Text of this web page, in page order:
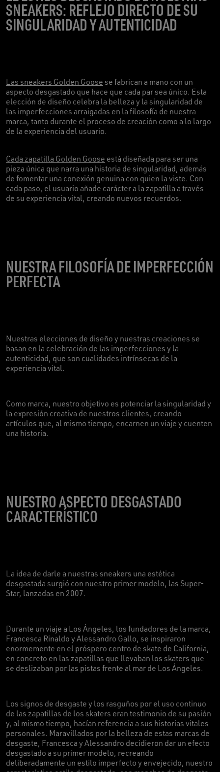
SNEAKERS: REFLEJO DIRECTO DE SU
SINGULARIDAD Y AUTENTICIDAD
Las sneakers Golden Goose se fabrican a mano con un
aspecto desgastado que hace que cada par sea único. Esta
elección de diseño celebra la belleza y la singularidad de
las imperfecciones arraigadas en la filosofía de nuestra
marca, tanto durante el proceso de creación como a lo largo
de la experiencia del usuario.
Cada zapatilla Golden Goose está diseñada para ser una
pieza única que narra una historia de singularidad, además
de fomentar una conexión genuina con quien la viste. Con
cada paso, el usuario añade carácter a la zapatilla a través
de su experiencia vital, creando nuevos recuerdos.
NUESTRA FILOSOFÍA DE IMPERFECCIÓN
PERFECTA
Nuestras elecciones de diseño y nuestras creaciones se
basan en la celebración de las imperfecciones y la
autenticidad, que son cualidades intrínsecas de la
experiencia vital.
Como marca, nuestro objetivo es potenciar la singularidad y
la expresión creativa de nuestros clientes, creando
artículos que, al mismo tiempo, encarnen un viaje y cuenten
una historia.
NUESTRO ASPECTO DESGASTADO
CARACTERÍSTICO
La idea de darle a nuestras sneakers una estética
desgastada surgió con nuestro primer modelo, las Super-
Star, lanzadas en 2007.
Durante un viaje a Los Ángeles, los fundadores de la marca,
Francesca Rinaldo y Alessandro Gallo, se inspiraron
enormemente en el próspero centro de skate de California,
en concreto en las zapatillas que llevaban los skaters que
se deslizaban por las pistas frente al mar de Los Ángeles.
Los signos de desgaste y los rasguños por el uso continuo
de las zapatillas de los skaters eran testimonio de su pasión
y, al mismo tiempo, hacían referencia a sus historias vitales
personales. Maravillados por la belleza de estas marcas de
desgaste, Francesca y Alessandro decidieron dar un efecto
desgastado a su primer modelo, recreando
deliberadamente un estilo imperfecto y envejecido, nuestro